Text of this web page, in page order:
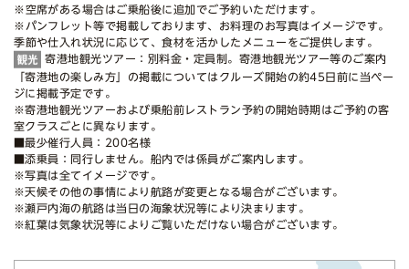
※空席がある場合はご乗船後に追加でご予約いただけます。
※パンフレット等で掲載しております、お料理のお写真はイメージです。
季節や仕入れ状況に応じて、食材を活かしたメニューをご提供します。
寄港地観光ツアー：別料金・定員制。寄港地観光ツアー等のご案内
「寄港地の楽しみ方」の掲載についてはクルーズ開始の約45日前に当ペー
ジに掲載予定です。
※寄港地観光ツアーおよび乗船前レストラン予約の開始時期はご予約の客
室クラスごとに異なります。
■最少催行人員：200名様
■添乗員：同行しません。船内では係員がご案内します。
※写真は全てイメージです。
※天候その他の事情により航路が変更となる場合がございます。
※瀬戸内海の航路は当日の海象状況等により決まります。
※紅葉は気象状況等によりご覧いただけない場合がございます。